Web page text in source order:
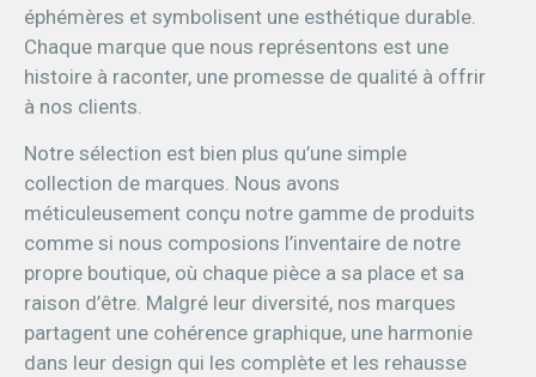
éphémères et symbolisent une esthétique durable.
Chaque marque que nous représentons est une
histoire à raconter, une promesse de qualité à offrir
à nos clients.
Notre sélection est bien plus qu’une simple
collection de marques. Nous avons
méticuleusement conçu notre gamme de produits
comme si nous composions l’inventaire de notre
propre boutique, où chaque pièce a sa place et sa
raison d’être. Malgré leur diversité, nos marques
partagent une cohérence graphique, une harmonie
dans leur design qui les complète et les rehausse